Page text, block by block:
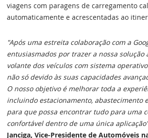
viagens com paragens de carregamento
automaticamente e acrescentadas ao
"Após uma estreita colaboração com a
entusiasmados por trazer a nossa solução
volante dos veículos com sistema
não só devido às suas capacidades
O nosso objetivo é melhorar toda a
incluindo estacionamento, abastecimento
para que possa encontrar tudo para uma
confortável dentro de uma única
Janciga, Vice-Presidente de Automóveis